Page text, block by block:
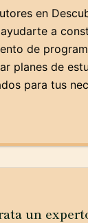
en
a
de
planes de
para tus
un